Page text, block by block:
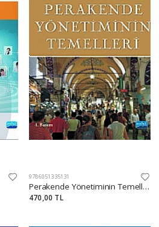
9786051335131
Perakende Yönetiminin Temelleri
470,00 TL